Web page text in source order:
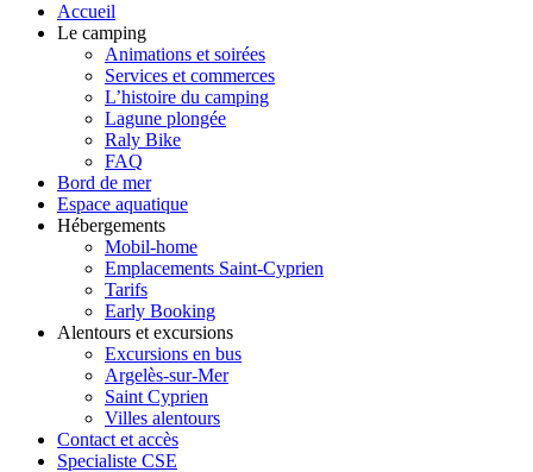
Accueil
Le camping
Animations et soirées
Services et commerces
L’histoire du camping
Lagune plongée
Raly Bike
FAQ
Bord de mer
Espace aquatique
Hébergements
Mobil-home
Emplacements Saint-Cyprien
Tarifs
Early Booking
Alentours et excursions
Excursions en bus
Argelès-sur-Mer
Saint Cyprien
Villes alentours
Contact et accès
Specialiste CSE